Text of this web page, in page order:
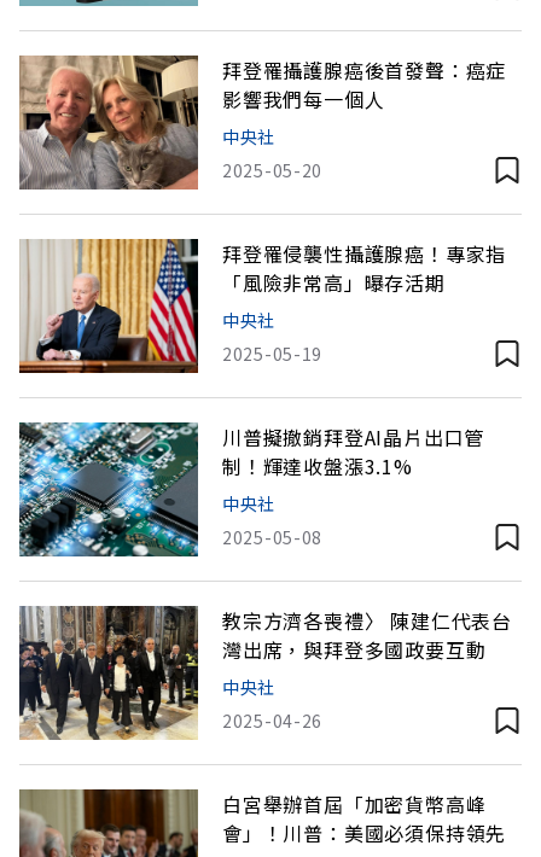
拜登罹攝護腺癌後首發聲：癌症
影響我們每一個人
中央社
2025-05-20
拜登罹侵襲性攝護腺癌！專家指
「風險非常高」曝存活期
中央社
2025-05-19
川普擬撤銷拜登AI晶片出口管
制！輝達收盤漲3.1%
中央社
2025-05-08
教宗方濟各喪禮〉 陳建仁代表台
灣出席，與拜登多國政要互動
中央社
2025-04-26
白宮舉辦首屆「加密貨幣高峰
會」！川普：美國必須保持領先